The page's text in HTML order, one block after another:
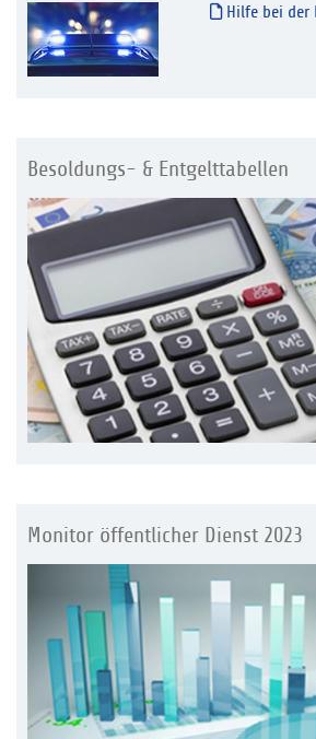
Hilfe bei der
Besoldungs- & Entgelttabellen
Monitor öffentlicher Dienst 2023